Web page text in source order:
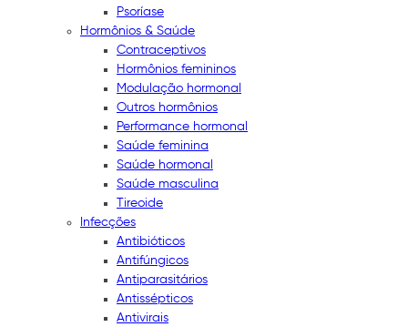
Psoríase
Hormônios & Saúde
Contraceptivos
Hormônios femininos
Modulação hormonal
Outros hormônios
Performance hormonal
Saúde feminina
Saúde hormonal
Saúde masculina
Tireoide
Infecções
Antibióticos
Antifúngicos
Antiparasitários
Antissépticos
Antivirais